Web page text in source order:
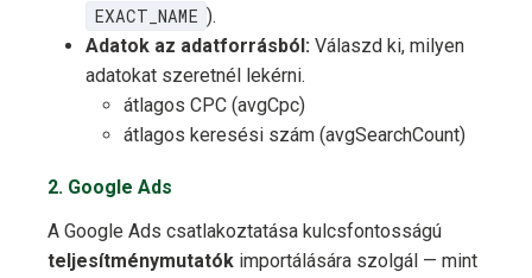
EXACT_NAME ).
Adatok az adatforrásból: Válaszd ki, milyen
adatokat szeretnél lekérni.
átlagos CPC (avgCpc)
átlagos keresési szám (avgSearchCount)
2. Google Ads
A Google Ads csatlakoztatása kulcsfontosságú
teljesítménymutatók importálására szolgál — mint